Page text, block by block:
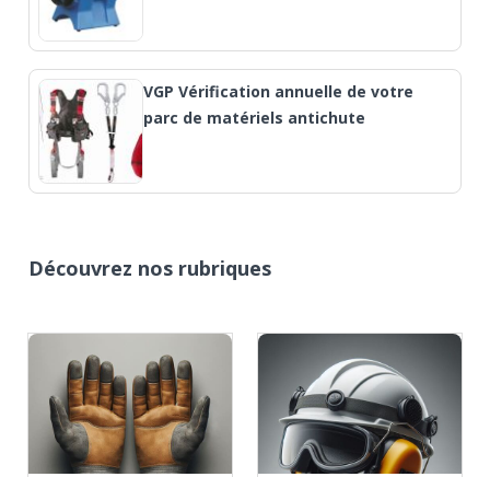
VGP Vérification annuelle de votre
parc de matériels antichute
Découvrez nos rubriques